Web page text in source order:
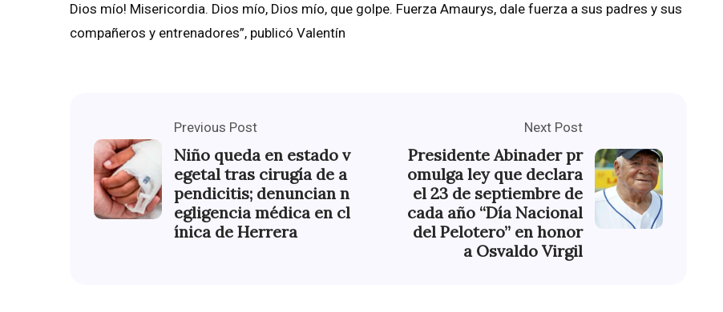
Dios mío! Misericordia. Dios mío, Dios mío, que golpe. Fuerza Amaurys, dale fuerza a sus padres y sus
compañeros y entrenadores”, publicó Valentín
Previous Post
Niño queda en estado v
egetal tras cirugía de a
pendicitis; denuncian n
egligencia médica en cl
ínica de Herrera
Next Post
Presidente Abinader pr
omulga ley que declara
el 23 de septiembre de
cada año “Día Nacional
del Pelotero” en honor
a Osvaldo Virgil